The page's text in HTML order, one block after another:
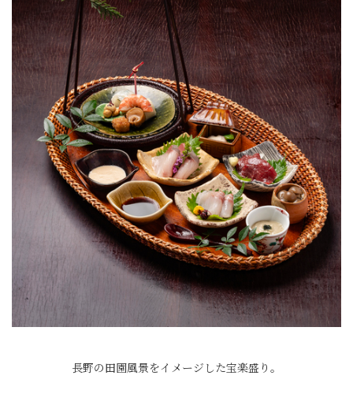
長野の田園風景をイメージした宝楽盛り。